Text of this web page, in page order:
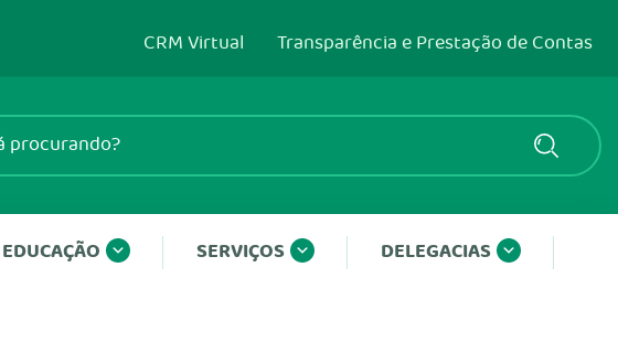
CRM Virtual Transparência e Prestação de Contas
EDUCAÇÃO SERVIÇOS DELEGACIAS